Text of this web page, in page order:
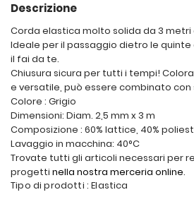
Descrizione
Corda elastica molto solida da 3 metri
Ideale per il passaggio dietro le
il fai da te.
Chiusura sicura per tutti i tempi!
e versatile, può essere combinato con
Colore : Grigio
Dimensioni: Diam. 2,5 mm x 3 m
Composizione : 60% lattice, 40%
Lavaggio in macchina: 40°C
Trovate tutti gli articoli necessari per
progetti nella nostra merceria online.
Tipo di prodotti : Elastica